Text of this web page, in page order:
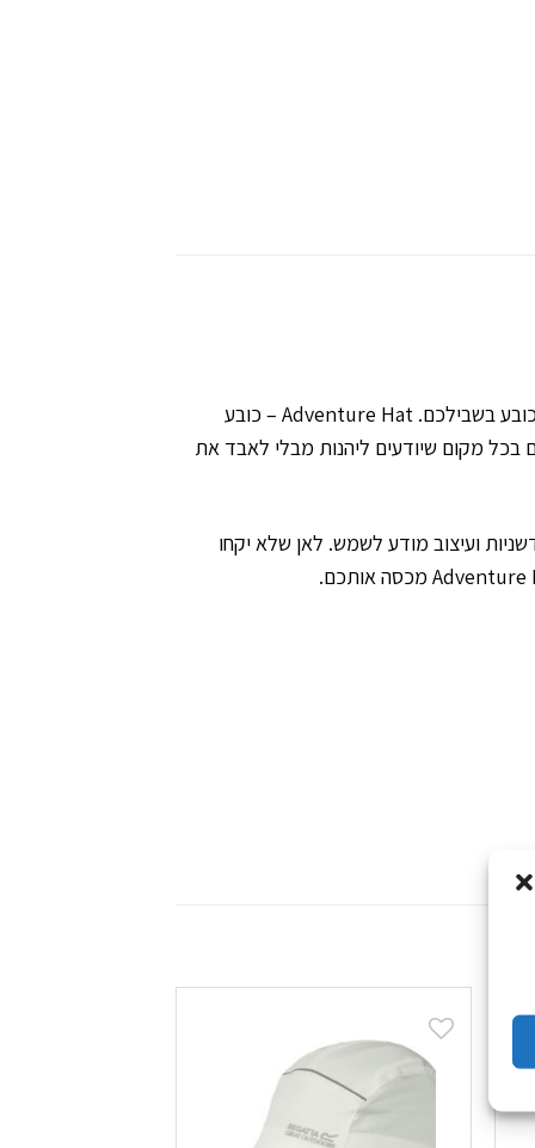
אם אתם מחפשים כובע שישמור עליכם מוגנים מפני השמש בזמן שאתם מבצעים את הפעילויות האהובות עליכם, זה הכובע בשבילכם. Adventure Hat – כובע
בכל מקום שיודעים ליהנות מבלי לאבד את
ועיצוב מודע לשמש. לאן שלא יקחו